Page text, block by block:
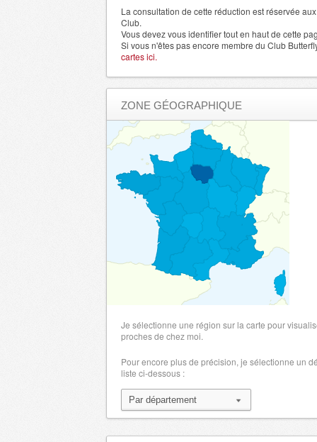
Corse du Sud - 20000 , (fr)
Haute Corse - 20200 , (fr)
Cote d'Or - 21000 , (fr)
Creuse - 23000 , (fr)
Dordogne - 24000 , (fr)
Doubs - 25000 , (fr)
Drome - 26000 , (fr)
Allier - 3000 , (fr)
Gard - 30000 , (fr)
Haute Garonne - 31000 , (fr)
- 32000 , (fr)
Gironde - 33000 , (fr)
Herault - 34000 , (fr)
Ille et Vilaine - 35000 , (fr)
- 36000 , (fr)
Isere - 38000 , (fr)
Jura
Alpes de Haute Provence
LoireAtlantique - 44000 , (fr)
Hautes Alpes - 5000 , (fr)
Manche
La consultation de cette réduction est réservée
Club.
Vous devez vous identifier tout en haut de cette
Si vous n'êtes pas encore membre du Club
cartes ici.
ZONE GÉOGRAPHIQUE
Je sélectionne une région sur la carte pour
proches de chez moi.
Pour encore plus de précision, je sélectionne un
liste ci-dessous :